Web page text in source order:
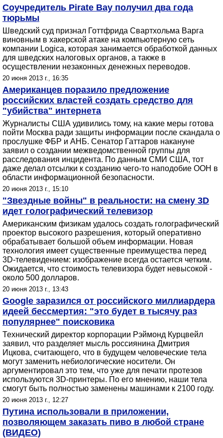
Соучредитель Pirate Bay получил два года
тюрьмы
Шведский суд признал Готтфрида Свартхольма Варга
виновным в хакерской атаке на компьютерную сеть
компании Logica, которая занимается обработкой данных
для шведских налоговых органов, а также в
осуществлении незаконных денежных переводов.
20 июня 2013 г., 16:35
Американцев поразило предложение
российских властей создать средство для
"убийства" интернета
Журналисты США удивились тому, на какие меры готова
пойти Москва ради защиты информации после скандала о
прослушке ФБР и АНБ. Сенатор Гаттаров накануне
заявил о создании межведомственной группы для
расследования инцидента. По данным СМИ США, тот
даже делал отсылки к созданию чего-то наподобие ООН в
области информационной безопасности.
20 июня 2013 г., 15:10
"Звездные войны" в реальности: на смену 3D
идет голографический телевизор
Американским физикам удалось создать голографический
проектор высокого разрешения, который оперативно
обрабатывает большой объем информации. Новая
технология имеет существенные преимущества перед
3D-телевидением: изображение всегда остается четким.
Ожидается, что стоимость телевизора будет невысокой -
около 500 долларов.
20 июня 2013 г., 13:43
Google заразился от российского миллиардера
идеей бессмертия: "это будет в тысячу раз
популярнее" поисковика
Технический директор корпорации Рэймонд Курцвейл
заявил, что разделяет мысль россиянина Дмитрия
Ицкова, считающего, что в будущем человеческие тела
могут заменить небиологические носители. Он
аргументировал это тем, что уже для печати протезов
используются 3D-принтеры. По его мнению, наши тела
смогут быть полностью заменены машинами к 2100 году.
20 июня 2013 г., 12:27
Путина использовали в приложении,
позволяющем заказать пиво в любой стране
(ВИДЕО)